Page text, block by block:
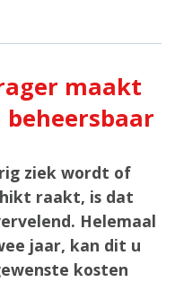
maakt
ziek wordt of
raakt, is dat
Helemaal
jaar, kan dit u
kosten